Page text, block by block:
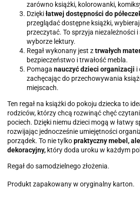
zarówno książki, kolorowanki,
Dziękiłatwej dostępności do
przeglądać dostępne książki,
przeczytać. To sprzyja niezależności
wyborze lektury.
Regał wykonany jest ztrwałych
bezpieczeństwo i trwałość mebla.
Pomaga nauczyć dzieci organizacji i
zachęcając do przechowywania
miejscach.
Ten regał na książki do pokoju dziecka to
rodziców, którzy chcą rozwinąć chęć
pociech. Dzięki niemu dzieci mogą w łatwy
rozwijając jednocześnie umiejętności
porządek. To nie tylkopraktyczny mebel,
dekoracyjny, który doda uroku w każdym
Regał do samodzielnego złożenia.
Produkt zapakowany w oryginalny karton.